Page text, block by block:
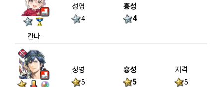
칸나
성영
4
흉성
4
성영
5
흉성
5
저격
5